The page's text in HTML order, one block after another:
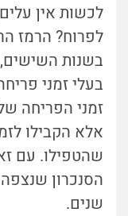
לכשות אין
לפרוח? הרמז
בשנות
זמני הפריחה
אלא הקבילו
שהטפילו. עם
הסנכרון
שנים.